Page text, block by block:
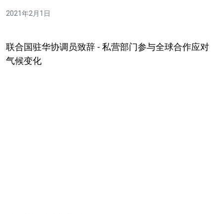
2021年2月1日
联合国驻华协调员致辞 - 私营部门参与全球合作应对
气候变化